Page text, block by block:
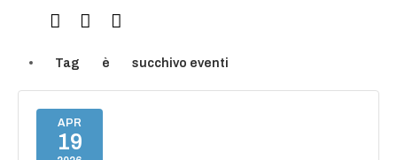
Tag è succhivo eventi
APR
19